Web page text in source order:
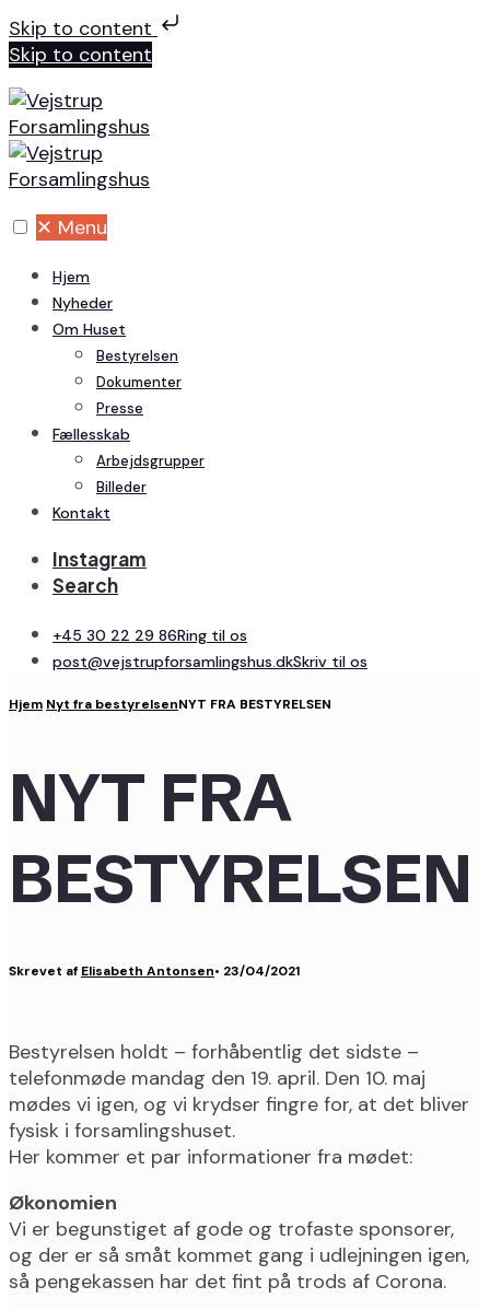
Skip to content
Skip to content
✕ Menu
Hjem
Nyheder
Om Huset
Bestyrelsen
Dokumenter
Presse
Fællesskab
Arbejdsgrupper
Billeder
Kontakt
Instagram
Search
+45 30 22 29 86Ring til os
post@vejstrupforsamlingshus.dkSkriv til os
Hjem Nyt fra bestyrelsenNYT FRA BESTYRELSEN
NYT FRA
BESTYRELSEN
Skrevet af Elisabeth Antonsen• 23/04/2021
Bestyrelsen holdt – forhåbentlig det sidste –
telefonmøde mandag den 19. april. Den 10. maj
mødes vi igen, og vi krydser fingre for, at det bliver
fysisk i forsamlingshuset.
Her kommer et par informationer fra mødet:
Økonomien
Vi er begunstiget af gode og trofaste sponsorer,
og der er så småt kommet gang i udlejningen igen,
så pengekassen har det fint på trods af Corona.